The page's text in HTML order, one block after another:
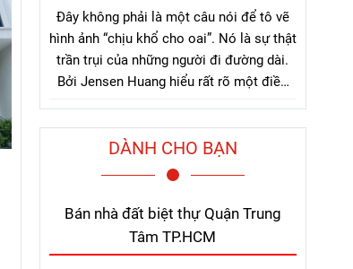
Đây không phải là một câu nói để tô vẽ
hình ảnh “chịu khổ cho oai”. Nó là sự thật
trần trụi của những người đi đường dài.
Bởi Jensen Huang hiểu rất rõ một điều
giá quá nhiều: thứ khiến con người bỏ
cuộc không phải là khó khăn lớn, mà là
nỗi đau kéo dài không thấy điểm kết.
DÀNH CHO BẠN
Bán nhà đất biệt thự Quận Trung
Tâm TP.HCM